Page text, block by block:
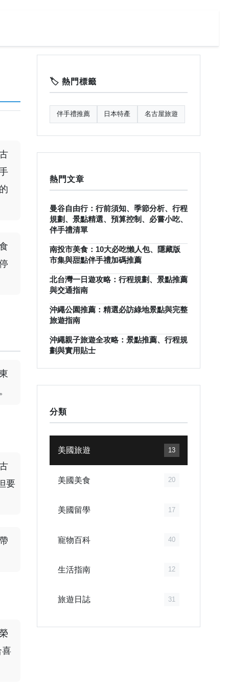
要
喜
🏷️ 熱門標籤
伴手禮推薦 日本特產 名古屋旅遊
熱門文章
曼谷自由行：行前須知、季節分析、行程
規劃、景點精選、預算控制、必嘗小吃、
伴手禮清單
南投市美食：10大必吃懶人包、隱藏版
市集與甜點伴手禮加碼推薦
北台灣一日遊攻略：行程規劃、景點推薦
與交通指南
沖繩公園推薦：精選必訪綠地景點與完整
旅遊指南
沖繩親子旅遊全攻略：景點推薦、行程規
劃與實用貼士
分類
美國旅遊 13
美國美食 20
美國留學 17
寵物百科 40
生活指南 12
旅遊日誌 31